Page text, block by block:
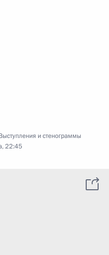
и стенограммы
22:45